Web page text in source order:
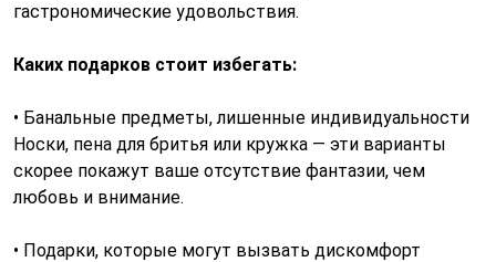
гастрономические удовольствия.
Каких подарков стоит избегать:
• Банальные предметы, лишенные индивидуальности
Носки, пена для бритья или кружка — эти варианты
скорее покажут ваше отсутствие фантазии, чем
любовь и внимание.
• Подарки, которые могут вызвать дискомфорт